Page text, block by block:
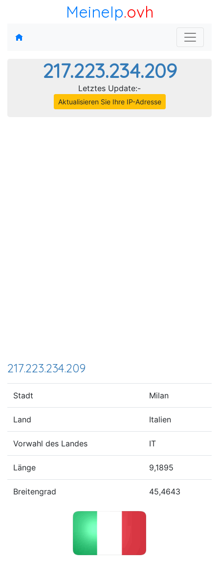
MeineIp.ovh
217.223.234.209
Letztes Update:-
Aktualisieren Sie Ihre IP-Adresse
217.223.234.209
Stadt Milan
Land Italien
Vorwahl des Landes IT
Länge 9,1895
Breitengrad 45,4643